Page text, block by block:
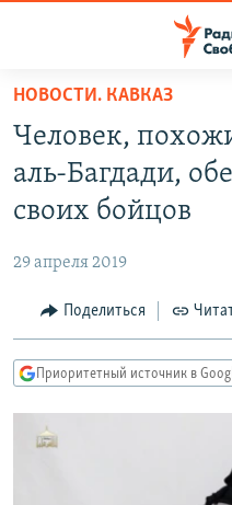
упрощенного
доступа
Вернуться
основному
Вернутся
Вернутся
поиску
АВТОРСКИЕ ПРОЕКТЫ
МНЕНИЯ
КУЛЬТУРА
КАВКАЗ.РЕАЛИИ
СЕВЕР.РЕАЛИИ
НОВОСТИ. КАВКАЗ
Человек,
аль-Багдади,
своих бойцов
29 апреля 2019
Поделиться
Приоритетный источник в